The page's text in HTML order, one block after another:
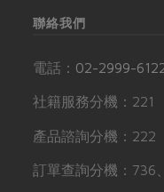
聯絡我們
電話： 02-2999-
社籍服務分機：221
產品諮詢分機：222
訂單查詢分機：736